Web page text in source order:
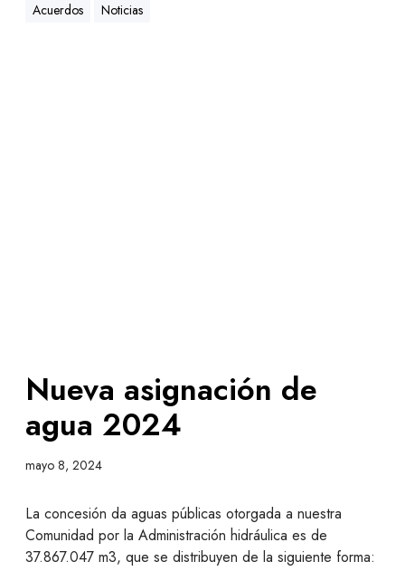
Acuerdos Noticias
Nueva asignación de
agua 2024
mayo 8, 2024
La concesión da aguas públicas otorgada a nuestra
Comunidad por la Administración hidráulica es de
37.867.047 m3, que se distribuyen de la siguiente forma: